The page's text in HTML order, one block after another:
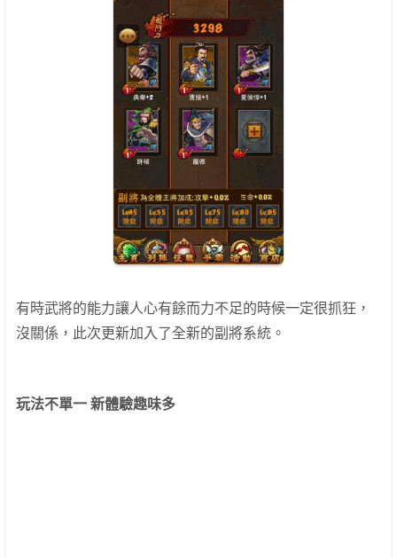
有時武將的能力讓人心有餘而力不足的時候一定很抓狂，
沒關係，此次更新加入了全新的副將系統。
玩法不單一 新體驗趣味多